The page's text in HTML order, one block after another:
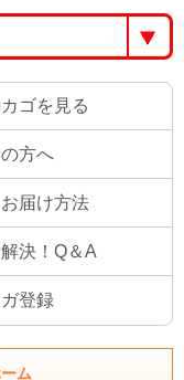
ゴを見る
方へ
届け方法
決！Q＆A
登録
ム